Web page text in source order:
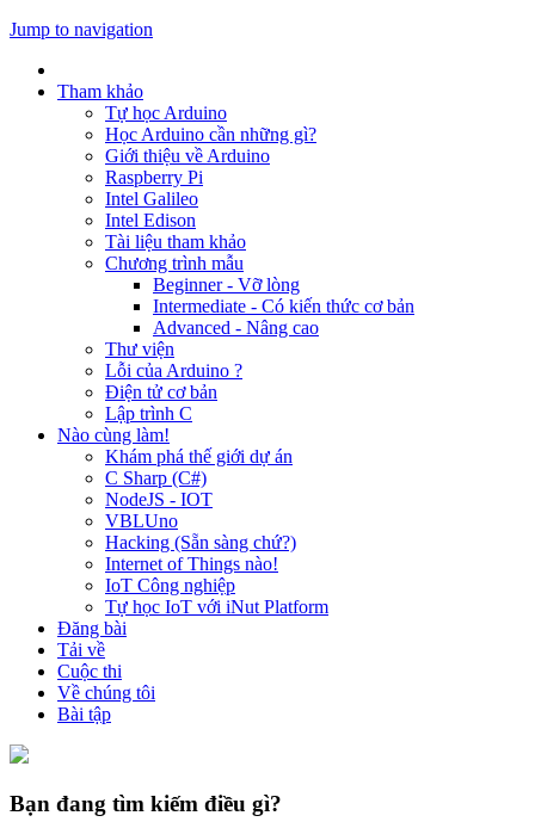
Jump to navigation
Tham khảo
Tự học Arduino
Học Arduino cần những gì?
Giới thiệu về Arduino
Raspberry Pi
Intel Galileo
Intel Edison
Tài liệu tham khảo
Chương trình mẫu
Beginner - Vỡ lòng
Intermediate - Có kiến thức cơ bản
Advanced - Nâng cao
Thư viện
Lỗi của Arduino ?
Điện tử cơ bản
Lập trình C
Nào cùng làm!
Khám phá thế giới dự án
C Sharp (C#)
NodeJS - IOT
VBLUno
Hacking (Sẵn sàng chứ?)
Internet of Things nào!
IoT Công nghiệp
Tự học IoT với iNut Platform
Đăng bài
Tải về
Cuộc thi
Về chúng tôi
Bài tập
Bạn đang tìm kiếm điều gì?